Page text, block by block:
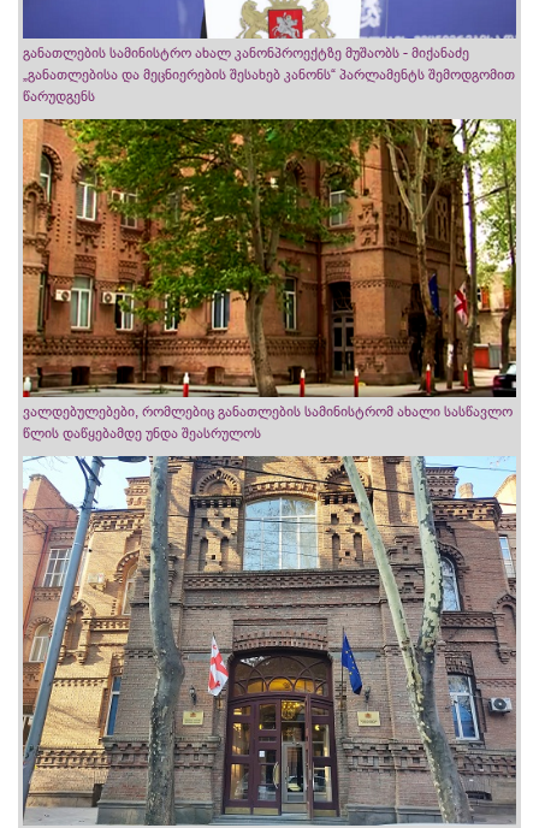
განათლების სამინისტრო ახალ კანონპროექტზე მუშაობს - მიქანაძე
„განათლებისა და მეცნიერების შესახებ კანონს“ პარლამენტს შემოდგომით
წარუდგენს
ვალდებულებები, რომლებიც განათლების სამინისტრომ ახალი სასწავლო
წლის დაწყებამდე უნდა შეასრულოს